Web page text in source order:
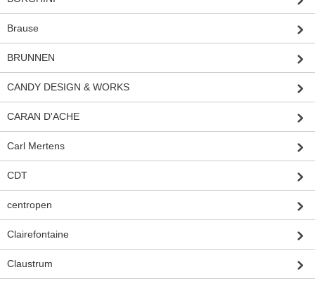
Brause
BRUNNEN
CANDY DESIGN & WORKS
CARAN D'ACHE
Carl Mertens
CDT
centropen
Clairefontaine
Claustrum